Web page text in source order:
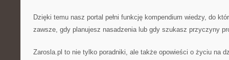
Dzięki temu nasz portal pełni funkcję kompendium wiedzy, do
zawsze, gdy planujesz nasadzenia lub gdy szukasz przyczyny
Zarosla.pl to nie tylko poradniki, ale także opowieści o życiu na